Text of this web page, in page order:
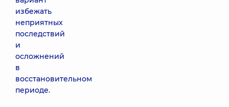
избежать
неприятных
последствий
и
осложнений
в
восстановительном
периоде.